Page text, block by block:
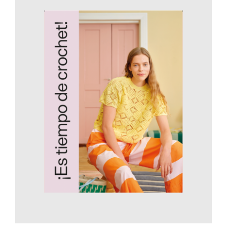
AÑADIR AL CARRITO
/
DETALLES